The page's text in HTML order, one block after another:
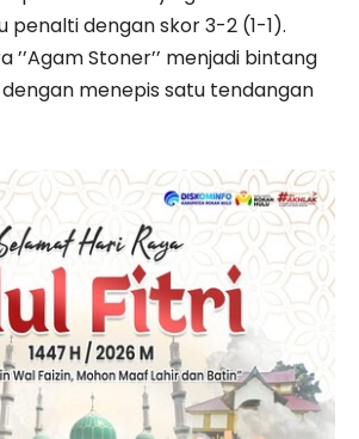
penalti dengan skor 3-2 (1-1).
’’Agam Stoner’’ menjadi bintang
menepis satu tendangan